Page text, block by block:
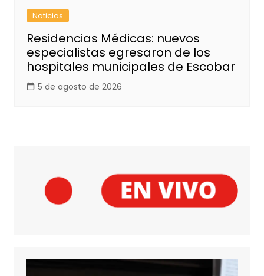
Noticias
Residencias Médicas: nuevos
especialistas egresaron de los
hospitales municipales de Escobar
5 de agosto de 2026